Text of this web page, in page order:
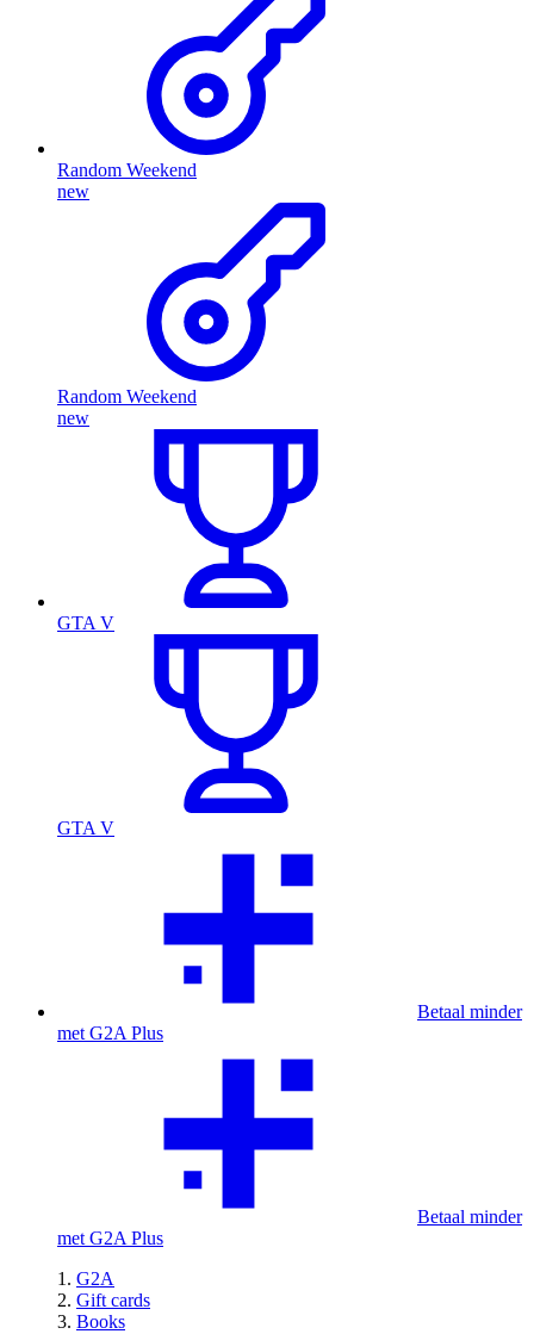
Random Weekend
new
Random Weekend
new
GTA V
GTA V
Betaal minder
met G2A Plus
Betaal minder
met G2A Plus
G2A
Gift cards
Books